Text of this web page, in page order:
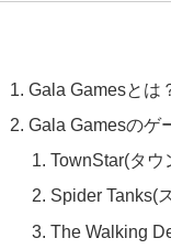
Gala Gamesとは
Gala Gamesのゲ
TownStar(タウ
Spider Tanks(
The Walking